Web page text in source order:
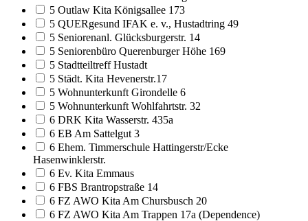
5 Outlaw Kita Königsallee 173
5 QUERgesund IFAK e. v., Hustadtring 49
5 Seniorenanl. Glücksburgerstr. 14
5 Seniorenbüro Querenburger Höhe 169
5 Stadtteiltreff Hustadt
5 Städt. Kita Hevenerstr.17
5 Wohnunterkunft Girondelle 6
5 Wohnunterkunft Wohlfahrtstr. 32
6 DRK Kita Wasserstr. 435a
6 EB Am Sattelgut 3
6 Ehem. Timmerschule Hattingerstr/Ecke
Hasenwinklerstr.
6 Ev. Kita Emmaus
6 FBS Brantropstraße 14
6 FZ AWO Kita Am Chursbusch 20
6 FZ AWO Kita Am Trappen 17a (Dependence)